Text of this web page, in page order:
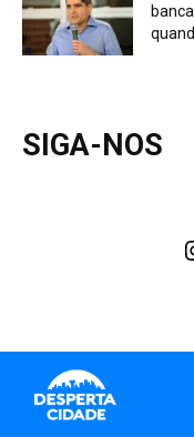
SIGA-NOS